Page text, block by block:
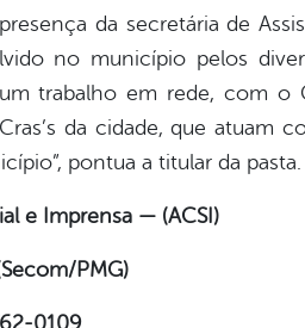
da secretária de
no município pelos
trabalho em rede, com o
da cidade, que atuam
pontua a titular da pasta.
e Imprensa — (ACSI)
PMG)